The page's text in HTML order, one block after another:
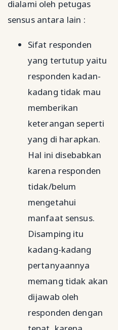
dialami oleh petugas
sensus antara lain :
Sifat responden
yang tertutup yaitu
responden kadan-
kadang tidak mau
memberikan
keterangan seperti
yang di harapkan.
Hal ini disebabkan
karena responden
tidak/belum
mengetahui
manfaat sensus.
Disamping itu
kadang-kadang
pertanyaannya
memang tidak akan
dijawab oleh
responden dengan